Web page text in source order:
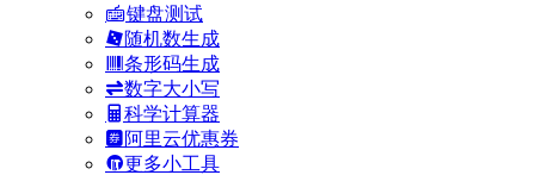
键盘测试
随机数生成
条形码生成
数字大小写
科学计算器
阿里云优惠券
更多小工具